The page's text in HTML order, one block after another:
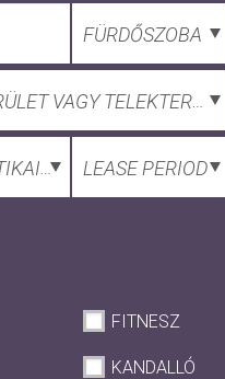
FÜRDŐSZOBA
VAGY TELEKTERÜLET
TANÚSÍTVÁNY
LEASE PERIOD
FITNESZ
KANDALLÓ